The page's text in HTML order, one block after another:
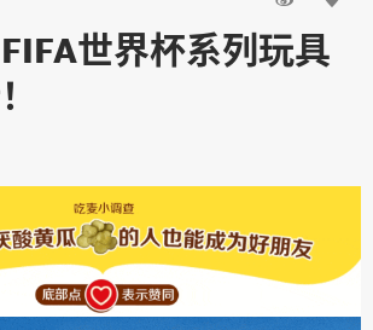
世界杯系列玩具